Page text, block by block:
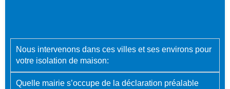
Nous intervenons dans ces villes et ses environs pour
votre isolation de maison:
Quelle mairie s’occupe de la déclaration préalable